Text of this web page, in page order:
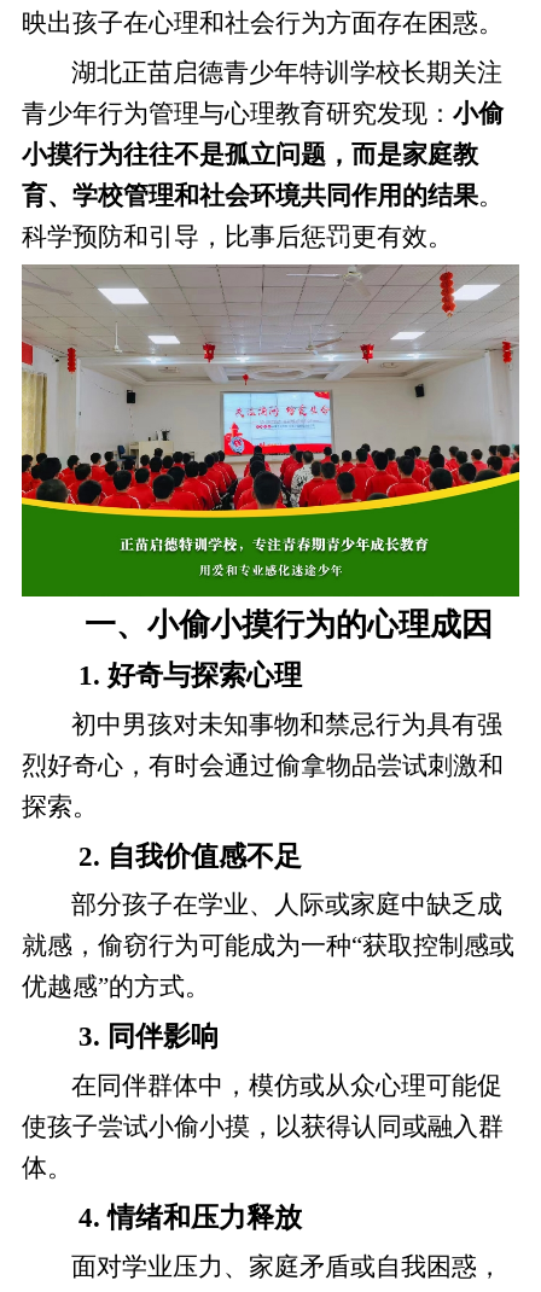
映出孩子在心理和社会行为方面存在困惑。
湖北正苗启德青少年特训学校长期关注
青少年行为管理与心理教育研究发现： 小偷
小摸行为往往不是孤立问题，而是家庭教
育、学校管理和社会环境共同作用的结果。
科学预防和引导，比事后惩罚更有效。
一、小偷小摸行为的心理成因
1. 好奇与探索心理
初中男孩对未知事物和禁忌行为具有强
烈好奇心，有时会通过偷拿物品尝试刺激和
探索。
2. 自我价值感不足
部分孩子在学业、人际或家庭中缺乏成
就感，偷窃行为可能成为一种“获取控制感或
优越感”的方式。
3. 同伴影响
在同伴群体中，模仿或从众心理可能促
使孩子尝试小偷小摸，以获得认同或融入群
体。
4. 情绪和压力释放
面对学业压力、家庭矛盾或自我困惑，